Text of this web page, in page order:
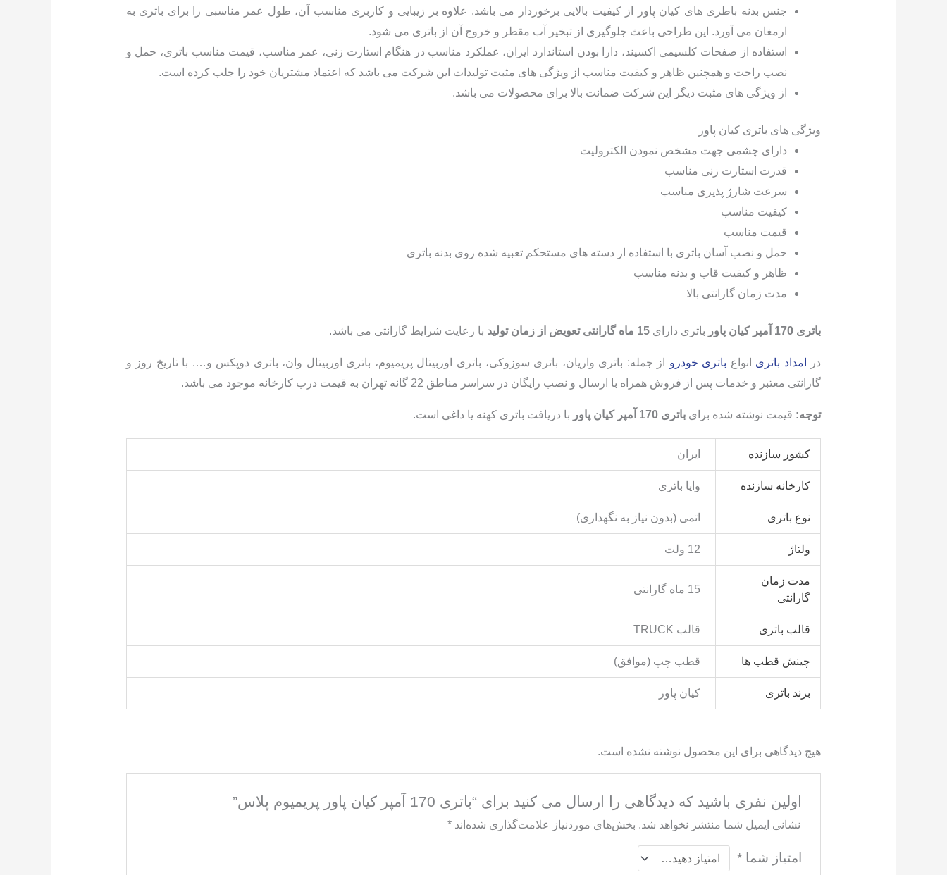
جنس بدنه باطری های کیان پاور از کیفیت بالایی برخوردار می باشد. علاوه بر زیبایی و کاربری مناسب آن، طول عمر مناسبی را برای باتری به
ارمغان می آورد. این طراحی باعث جلوگیری از تبخیر آب مقطر و خروج آن از باتری می شود.
استفاده از صفحات کلسیمی اکسپند، دارا بودن استاندارد ایران، عملکرد مناسب در هنگام استارت زنی، عمر مناسب، قیمت مناسب باتری، حمل و
نصب راحت و همچنین ظاهر و کیفیت مناسب از ویژگی های مثبت تولیدات این شرکت می باشد که اعتماد مشتریان خود را جلب کرده است.
از ویژگی های مثبت دیگر این شرکت ضمانت بالا برای محصولات می باشد.
ویژگی های باتری کیان پاور
دارای چشمی جهت مشخص نمودن الکترولیت
قدرت استارت زنی مناسب
سرعت شارژ پذیری مناسب
کیفیت مناسب
قیمت مناسب
حمل و نصب آسان باتری با استفاده از دسته های مستحکم تعبیه شده روی بدنه باتری
ظاهر و کیفیت قاب و بدنه مناسب
مدت زمان گارانتی بالا
باتری 170 آمپر کیان پاور باتری دارای 15 ماه گارانتی تعویض از زمان تولید با رعایت شرایط گارانتی می باشد.
در امداد باتری انواع باتری خودرو از جمله: باتری واریان، باتری سوزوکی، باتری اوربیتال پریمیوم، باتری اوربیتال وان، باتری دوپکس و…. با تاریخ روز و
گارانتی معتبر و خدمات پس از فروش همراه با ارسال و نصب رایگان در سراسر مناطق 22 گانه تهران به قیمت درب کارخانه موجود می باشد.
توجه: قیمت نوشته شده برای باتری 170 آمپر کیان پاور با دریافت باتری کهنه یا داغی است.
کشور سازنده ایران
کارخانه سازنده وایا باتری
نوع باتری اتمی (بدون نیاز به نگهداری)
ولتاژ 12 ولت
مدت زمان
گارانتی
15 ماه گارانتی
قالب باتری قالب TRUCK
چینش قطب ها قطب چپ (موافق)
برند باتری کیان پاور
هیچ دیدگاهی برای این محصول نوشته نشده است.
اولین نفری باشید که دیدگاهی را ارسال می کنید برای “باتری 170 آمپر کیان پاور پریمیوم پلاس”
نشانی ایمیل شما منتشر نخواهد شد. بخش‌های موردنیاز علامت‌گذاری شده‌اند*
امتیاز شما*